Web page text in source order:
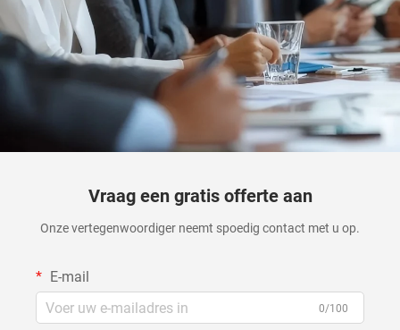
Vraag een gratis offerte aan
Onze vertegenwoordiger neemt spoedig contact met u op.
E-mail
0/100